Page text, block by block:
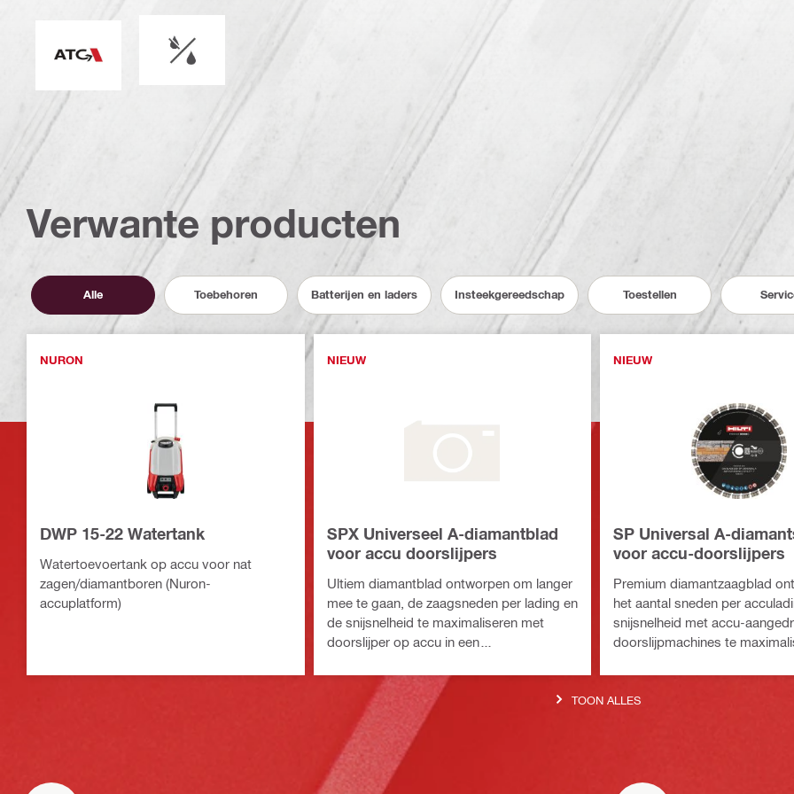
Actieve koppelcontrole
Verwante producten
Alle Toebehoren Batterijen en laders Insteekgereedschap Toestellen
NURON
DWP 15-22 Watertank
Watertoevoertank op accu voor nat
zagen/diamantboren (Nuron-
accuplatform)
NIEUW
SPX Universeel A-diamantblad
voor accu doorslijpers
Ultiem diamantblad ontworpen om langer
mee te gaan, de zaagsneden per lading en
de snijsnelheid te maximaliseren met
doorslijper op accu in een
NIEUW
SP Universal A-
voor accu-doorslijpers
Premium diamantzaagblad
het aantal sneden per
snijsnelheid met accu-
doorslijpmachines te
TOON ALLES